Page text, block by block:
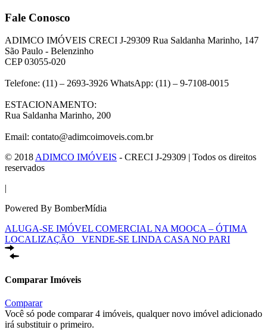
Fale Conosco
ADIMCO IMÓVEIS CRECI J-29309 Rua Saldanha Marinho, 147
São Paulo - Belenzinho
CEP 03055-020
Telefone: (11) – 2693-3926 WhatsApp: (11) – 9-7108-0015
ESTACIONAMENTO:
Rua Saldanha Marinho, 200
Email: contato@adimcoimoveis.com.br
© 2018 ADIMCO IMÓVEIS - CRECI J-29309 | Todos os direitos
reservados
|
Powered By BomberMídia
ALUGA-SE IMÓVEL COMERCIAL NA MOOCA – ÓTIMA
LOCALIZAÇÃO
VENDE-SE LINDA CASA NO PARI
Comparar Imóveis
Comparar
Você só pode comparar 4 imóveis, qualquer novo imóvel adicionado
irá substituir o primeiro.